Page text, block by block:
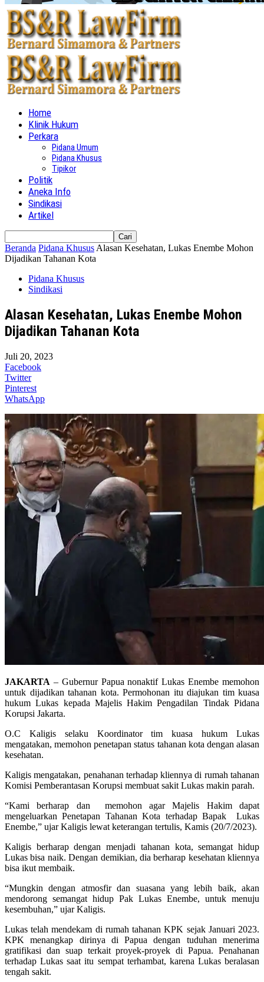
Home
Klinik Hukum
Perkara
Pidana Umum
Pidana Khusus
Tipikor
Politik
Aneka Info
Sindikasi
Artikel
Beranda Pidana Khusus Alasan Kesehatan, Lukas Enembe Mohon
Dijadikan Tahanan Kota
Pidana Khusus
Sindikasi
Alasan Kesehatan, Lukas Enembe Mohon
Dijadikan Tahanan Kota
Juli 20, 2023
Facebook
Twitter
Pinterest
WhatsApp
JAKARTA – Gubernur Papua nonaktif Lukas Enembe memohon
untuk dijadikan tahanan kota. Permohonan itu diajukan tim kuasa
hukum Lukas kepada Majelis Hakim Pengadilan Tindak Pidana
Korupsi Jakarta.
O.C Kaligis selaku Koordinator tim kuasa hukum Lukas
mengatakan, memohon penetapan status tahanan kota dengan alasan
kesehatan.
Kaligis mengatakan, penahanan terhadap kliennya di rumah tahanan
Komisi Pemberantasan Korupsi membuat sakit Lukas makin parah.
“Kami berharap dan memohon agar Majelis Hakim dapat
mengeluarkan Penetapan Tahanan Kota terhadap Bapak Lukas
Enembe,” ujar Kaligis lewat keterangan tertulis, Kamis (20/7/2023).
Kaligis berharap dengan menjadi tahanan kota, semangat hidup
Lukas bisa naik. Dengan demikian, dia berharap kesehatan kliennya
bisa ikut membaik.
“Mungkin dengan atmosfir dan suasana yang lebih baik, akan
mendorong semangat hidup Pak Lukas Enembe, untuk menuju
kesembuhan,” ujar Kaligis.
Lukas telah mendekam di rumah tahanan KPK sejak Januari 2023.
KPK menangkap dirinya di Papua dengan tuduhan menerima
gratifikasi dan suap terkait proyek-proyek di Papua. Penahanan
terhadap Lukas saat itu sempat terhambat, karena Lukas beralasan
tengah sakit.